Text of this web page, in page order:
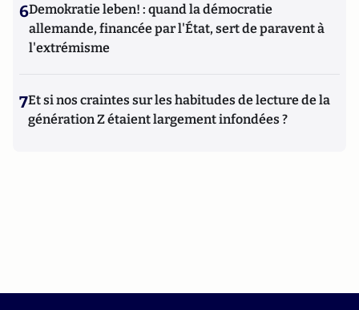
6Demokratie leben! : quand la démocratie
allemande, financée par l'État, sert de paravent à
l'extrémisme
7Et si nos craintes sur les habitudes de lecture de la
génération Z étaient largement infondées ?